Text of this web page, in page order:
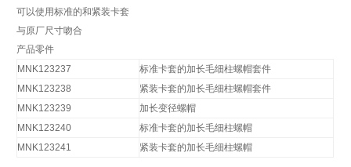
可以使用标准的和紧装卡套
与原厂尺寸吻合
产品零件
MNK123237
标准卡套的加长毛细柱螺帽套件
MNK123238
紧装卡套的加长毛细柱螺帽套件
MNK123239
加长变径螺帽
MNK123240
标准卡套的加长毛细柱螺帽
MNK123241
紧装卡套的加长毛细柱螺帽